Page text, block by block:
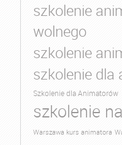
szkolenie
wolnego
szkolenie
szkolenie dla
Szkolenie dla Animatorów
szkolenie
Warszawa kurs animatora